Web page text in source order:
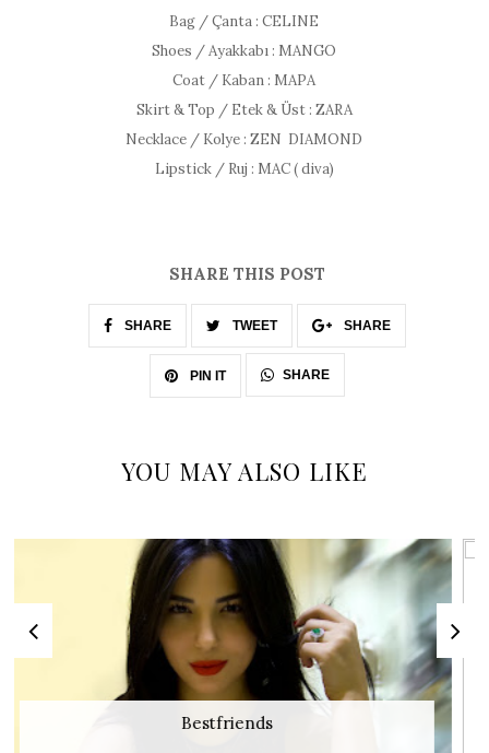
Bag / Çanta : CELINE
Shoes / Ayakkabı : MANGO
Coat / Kaban : MAPA
Skirt & Top / Etek & Üst : ZARA
Necklace / Kolye : ZEN DIAMOND
Lipstick / Ruj : MAC ( diva)
SHARE THIS POST
SHARE TWEET SHARE
PIN IT SHARE
YOU MAY ALSO LIKE
Zen Diamond